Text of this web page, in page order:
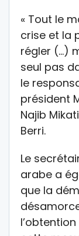
« Tout le
crise et la
régler (…)
seul pas
le
président
Najib
Berri.
Le
arabe a
que la